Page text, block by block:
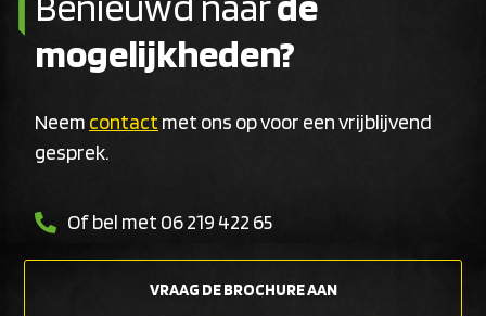
mogelijkheden?
Neem contact met ons op voor een vrijblijvend
gesprek.
Of bel met 06 219 422 65
VRAAG DE BROCHURE AAN